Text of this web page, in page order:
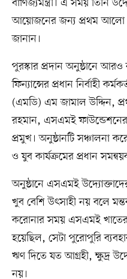
বাণিজ্যমন্ত্রী। এ সময় তিনি
আয়োজনের জন্য প্রথম আলো
জানান।
পুরস্কার প্রদান অনুষ্ঠানে
ফিন্যান্সের প্রধান নির্বাহী
(এমডি) এম জামাল উদ্দিন,
রহমান, এসএমই
প্রমুখ। অনুষ্ঠানটি সঞ্চালনা
ও যুব কার্যক্রমের প্রধান
অনুষ্ঠানে এসএমই
খুব বেশি উৎসাহী নয় বলে
করোনার সময় এসএমই খাতের
হয়েছিল, সেটা পুরোপুরি
ঋণ দিতে যত আগ্রহী, ক্ষুদ্র
নয়।